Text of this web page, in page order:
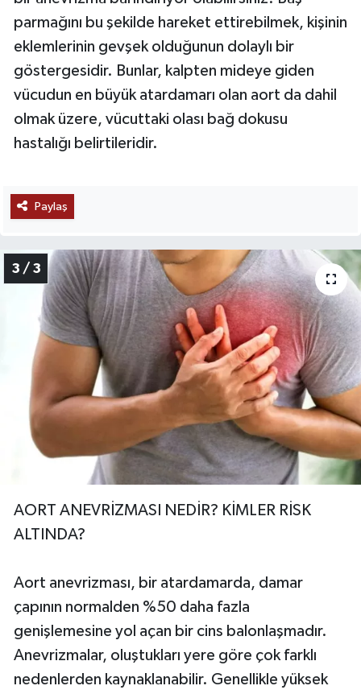
parmağını bu şekilde hareket ettirebilmek, kişinin
eklemlerinin gevşek olduğunun dolaylı bir
göstergesidir. Bunlar, kalpten mideye giden
vücudun en büyük atardamarı olan aort da dahil
olmak üzere, vücuttaki olası bağ dokusu
hastalığı belirtileridir.
Paylaş
3 / 3
AORT ANEVRİZMASI NEDİR? KİMLER RİSK
ALTINDA?
Aort anevrizması, bir atardamarda, damar
çapının normalden %50 daha fazla
genişlemesine yol açan bir cins balonlaşmadır.
Anevrizmalar, oluştukları yere göre çok farklı
nedenlerden kaynaklanabilir. Genellikle yüksek